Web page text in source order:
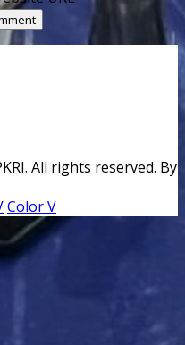
All rights reserved. By
Color V